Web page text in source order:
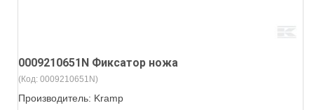
0009210651N Фиксатор ножа
(Код: 0009210651N)
Производитель: Kramp